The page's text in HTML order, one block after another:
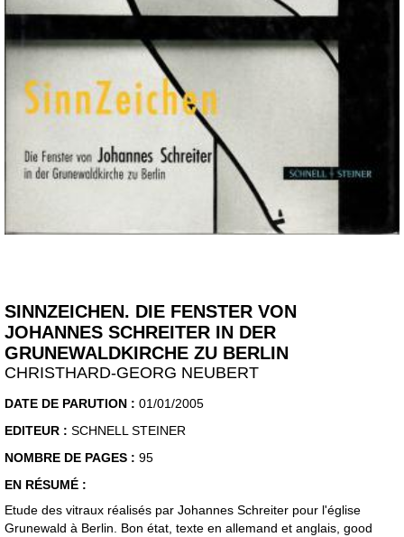
SINNZEICHEN. DIE FENSTER VON
JOHANNES SCHREITER IN DER
GRUNEWALDKIRCHE ZU BERLIN
CHRISTHARD-GEORG NEUBERT
DATE DE PARUTION : 01/01/2005
EDITEUR : SCHNELL STEINER
NOMBRE DE PAGES : 95
EN RÉSUMÉ :
Etude des vitraux réalisés par Johannes Schreiter pour l'église
Grunewald à Berlin. Bon état, texte en allemand et anglais, good